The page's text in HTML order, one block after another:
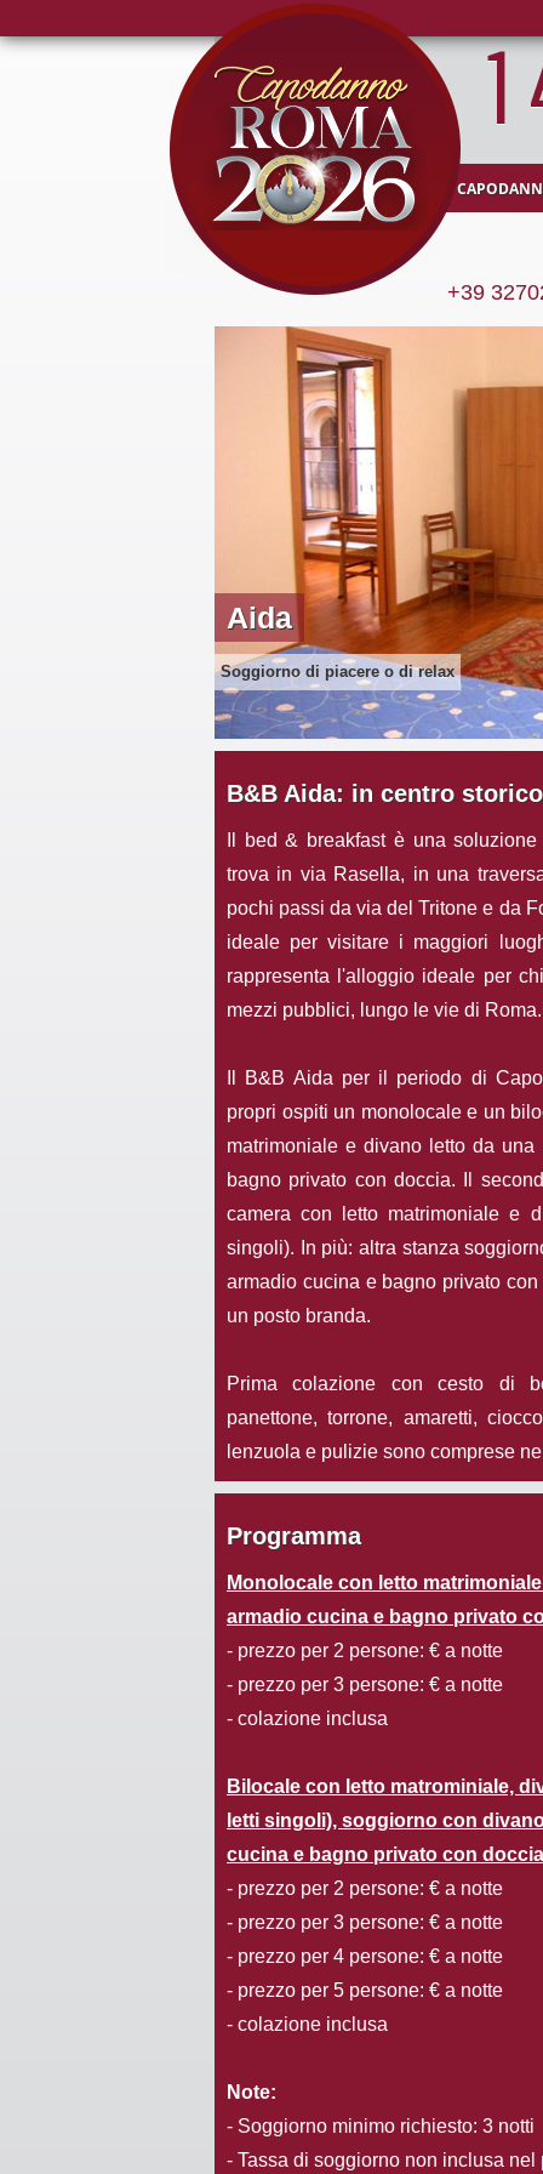
1
+39
Aida
Soggiorno di piacere o di relax
B&B Aida: in centro storico
Il bed & breakfast è una
trova in via Rasella, in una
pochi passi da via del Tritone e da
ideale per visitare i maggiori
rappresenta l'alloggio ideale per
mezzi pubblici, lungo le vie di Roma.
Il B&B Aida per il periodo di
propri ospiti un monolocale e un
matrimoniale e divano letto da
bagno privato con doccia. Il
camera con letto matrimoniale e
singoli). In più: altra stanza
armadio cucina e bagno privato
un posto branda.
Prima colazione con cesto di
panettone, torrone, amaretti,
lenzuola e pulizie sono comprese
Programma
Monolocale con letto
armadio cucina e bagno privato
- prezzo per 2 persone: € a notte
- prezzo per 3 persone: € a notte
- colazione inclusa
Bilocale con letto matrominiale,
letti singoli), soggiorno con
cucina e bagno privato con
- prezzo per 2 persone: € a notte
- prezzo per 3 persone: € a notte
- prezzo per 4 persone: € a notte
- prezzo per 5 persone: € a notte
- colazione inclusa
Note:
- Soggiorno minimo richiesto: 3 notti
- Tassa di soggiorno non inclusa nel